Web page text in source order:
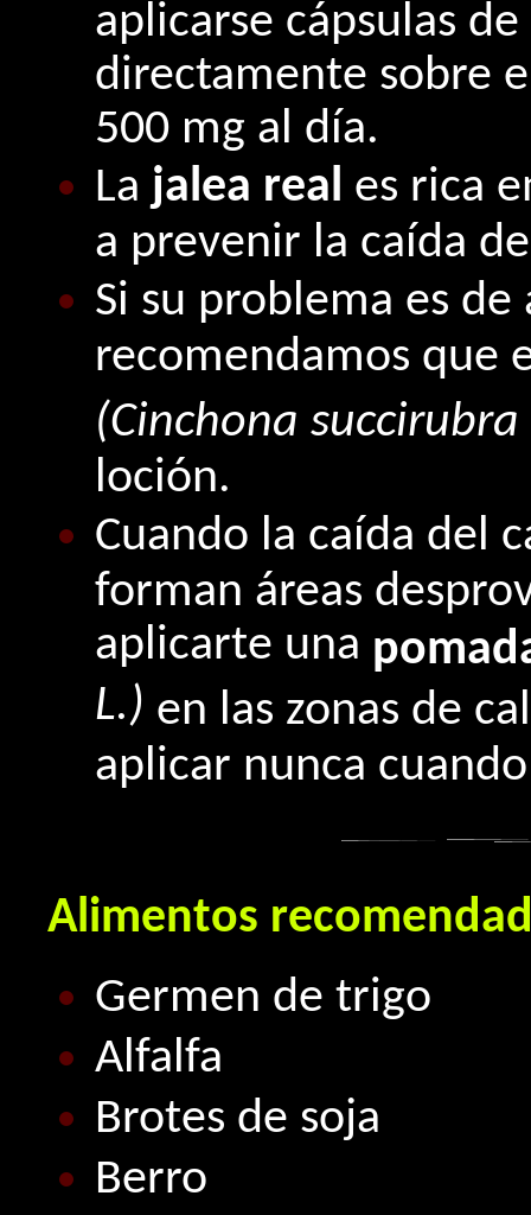
aplicarse cápsulas
directamente sobre
500 mg al día.
La jalea real es rica
a prevenir la caída
Si su problema es
recomendamos que
(Cinchona
loción.
Cuando la caída del
forman áreas
aplicarte una
L.) en las zonas de
aplicar nunca
Alimentos
Germen de trigo
Alfalfa
Brotes de soja
Berro